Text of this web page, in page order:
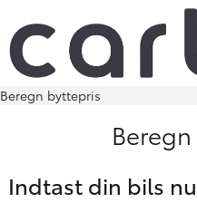
Beregn byttepris
Indtast din bils